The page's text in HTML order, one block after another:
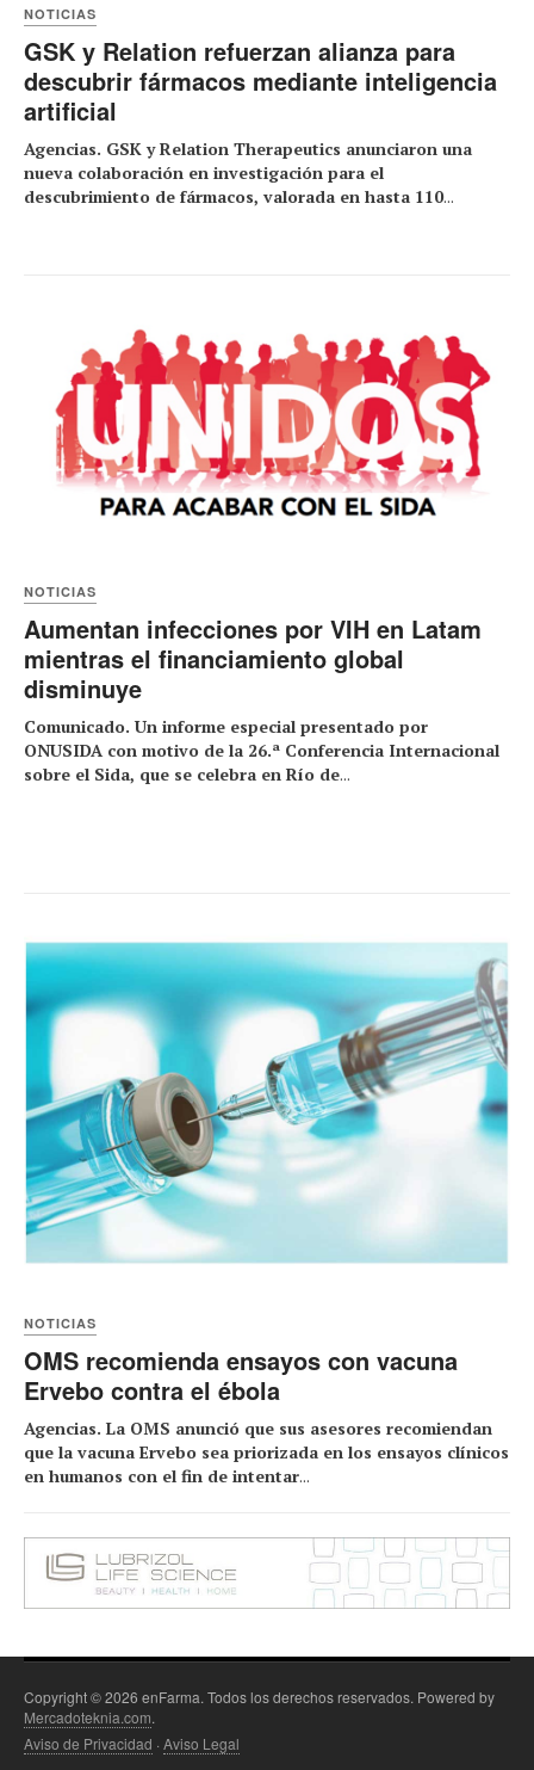
NOTICIAS
GSK y Relation refuerzan alianza para
descubrir fármacos mediante inteligencia
artificial
Agencias. GSK y Relation Therapeutics anunciaron una
nueva colaboración en investigación para el
descubrimiento de fármacos, valorada en hasta 110...
NOTICIAS
Aumentan infecciones por VIH en Latam
mientras el financiamiento global
disminuye
Comunicado. Un informe especial presentado por
ONUSIDA con motivo de la 26.ª Conferencia Internacional
sobre el Sida, que se celebra en Río de...
NOTICIAS
OMS recomienda ensayos con vacuna
Ervebo contra el ébola
Agencias. La OMS anunció que sus asesores recomiendan
que la vacuna Ervebo sea priorizada en los ensayos clínicos
en humanos con el fin de intentar...
Copyright © 2026 enFarma. Todos los derechos reservados. Powered by
Mercadoteknia.com.
Aviso de Privacidad · Aviso Legal